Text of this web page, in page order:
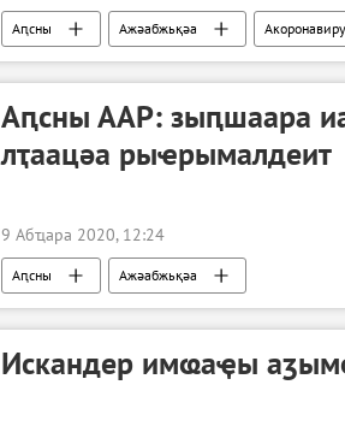
Аԥсны Ажәабжьқәа
Аԥсны ААР: зыԥшаара
лҭаацәа рыҽрымалдеит
9 Абҵара 2020, 12:24
Аԥсны Ажәабжьқәа
Искандер имҩаҿы